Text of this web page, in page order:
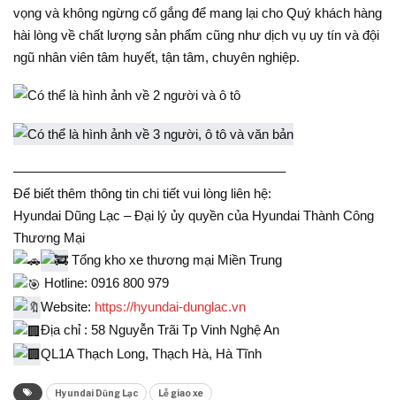
vọng và không ngừng cố gắng để mang lại cho Quý khách hàng
hài lòng về chất lượng sản phẩm cũng như dịch vụ uy tín và đội
ngũ nhân viên tâm huyết, tận tâm, chuyên nghiệp.
————————————————————–
Để biết thêm thông tin chi tiết vui lòng liên hệ:
Hyundai Dũng Lạc – Đại lý ủy quyền của Hyundai Thành Công
Thương Mại
Tổng kho xe thương mại Miền Trung
Hotline: 0916 800 979
Website: https://hyundai-dunglac.vn
Địa chỉ : 58 Nguyễn Trãi Tp Vinh Nghệ An
QL1A Thạch Long, Thạch Hà, Hà Tĩnh
Hyundai Dũng Lạc Lễ giao xe